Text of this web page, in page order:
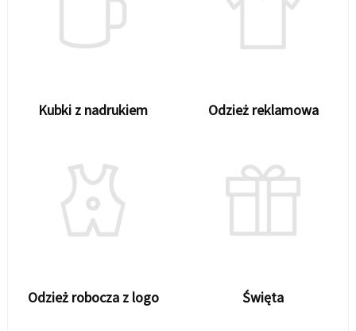
Kubki z nadrukiem Odzież reklamowa
Odzież robocza z logo Święta